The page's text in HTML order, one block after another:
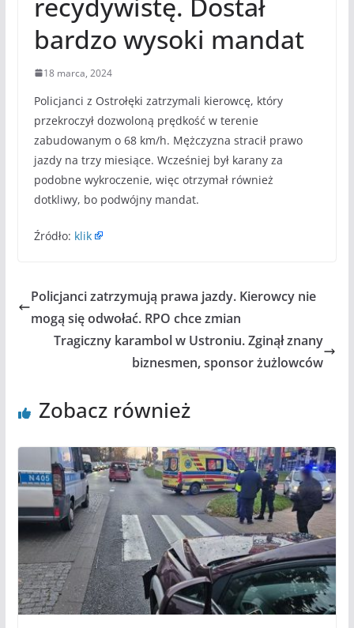
bardzo wysoki mandat
18 marca, 2024
Policjanci z Ostrołęki zatrzymali kierowcę, który
przekroczył dozwoloną prędkość w terenie
zabudowanym o 68 km/h. Mężczyzna stracił prawo
jazdy na trzy miesiące. Wcześniej był karany za
podobne wykroczenie, więc otrzymał również
dotkliwy, bo podwójny mandat.
Źródło: klik
Policjanci zatrzymują prawa jazdy. Kierowcy nie
mogą się odwołać. RPO chce zmian
Tragiczny karambol w Ustroniu. Zginął znany
biznesmen, sponsor żużlowców
Zobacz również